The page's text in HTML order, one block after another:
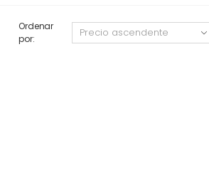
Ordenar
por: